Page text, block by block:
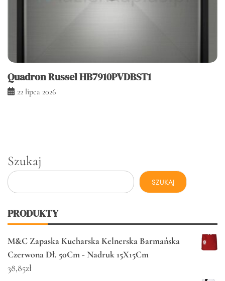
Quadron Russel HB7910PVDBST1
22 lipca 2026
Szukaj
SZUKAJ
PRODUKTY
M&C Zapaska Kucharska Kelnerska Barmańska
Czerwona Dł. 50Cm - Nadruk 15X15Cm
38,85zł